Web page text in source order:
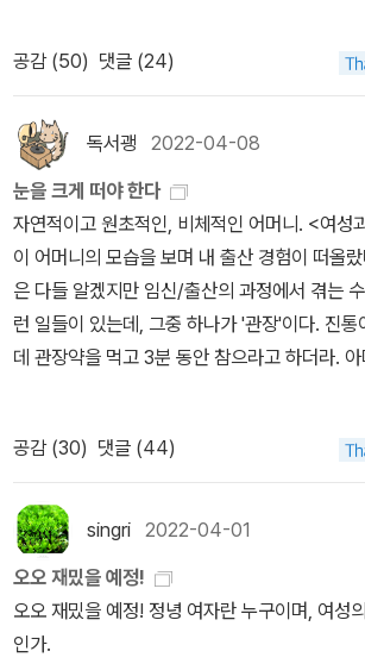
를 하지 않는다면 세상에서 사라질 것들은 무
이 아름다움의 신화에서 벗어났을 때 사라질 기
들은 처음부터 무엇을 기대했을까? 단언하건
의 신화에서 벗어나 뚜벅뚜벅 자유로운 세상으
하지 않고 예쁘게 보이려고 노력하지 않고 다이
수슬 하지 않을 때, 그것을 싫어할 사람이 나는
탐욕스러워지자. 쾌락을 추구하자. 고통을 피
지고 먹고 마시자. 다른 여성의 선택을 받아들
스를 찾고, 우리가 원하지 않는 섹스와 맹렬히
대의를 선택하자. 규칙을 깨부수고 바꾸어 우리
확고해지면, 그러한 아름다움을 노래하고 꾸미
도 김밥집 사장님, 미용실 사장님, 복사실 사장
집 사장님 등등 그 모든 사장님들과 "안녕하세
려 가느라 정신 없던 친구였다. 그리고, 점심시
서 메뉴를 시켰는데 아주머니가 여학생들이라고
면 친구는 바로 아주머니를 불러 이야기 한다. "
이소. 내가 이거 먹고 힘 쓰겠어요? 좀 더 주세
머니는 뭐 이런 애가 다있어?란 표정이더니, 며
을 쌓아 놓았는지, 우리가 가면 알아서 듬뿍듬
다 더 많이 담아 주신다. 친구는 내 밥을 보곤
며 항의해서 내 밥도 점점 늘어나 매번 많은 양
파 죽을 것 같더니 어느새 위가 늘어났는지, 거
더니 정말 나도 살이 찌기 시작하여, 아마도 그
일 때 몸무게랑 비슷하게 찍었던 것같다. 스무
에 몰라보게 살이 쪄서 고등학교 때 친구들이 나
라보고 있었고, 남편은(같은 과 였었다.) 대학 졸
뚱한 아이인 줄 알았었다고 했다. 서로 살이 찌
이 적었던 과 였던지라 여학생들은 화장도 잘
냥 등하교를 하였는데, 친구는 자꾸 나더러 이쁘
는 것이 중대한 문제가 아닐까 싶다. 이 경우에
적처럼 위선이 잔혹성보다 더 큰 문제인 것처럼
인간 혐오와 정치적 무관심을 낳아 이번 미국
온상이 될 테니까.여하간 도덕성을 회복하려면
가 해결되어야 할 터인데, 코로나 후유증에 각종
는 세계 경제는 물론이고, 부동산부터 사과값,
에 이르기까지 난리인 한국 경제도 가까운 시
없어 보인다. 좌파의 약세와 우파의 득세를 단
나로만 보기는 어려운 이유다.[*] 나오미 울프
루어 선동가이고 기회주의자라는 비판도 받는
해럴드 블룸에게 성추행 피해를 당했다고 주장
반응이 시큰둥했다는 것도 그래서였는지 모를
비록 블룸이 울프[쓰고 보니 여기서 또다시 이
사코 부정했지만, 주위의 증언에 따르면 저 문학
자들과 부적절한 관계를 맺는 등 사생활 면에서
있었다는 증언도 나왔다는 점이다.[**] 그나저
'영국에서 부커상 다음으로 권위 있는 여성문학
은 살짝 낯간지럽다. '여성문학상'(Women's
다 역겨워.왜, 내가 남자를 홀려야 하나?왜, 내
가 따여야 하냐.'여자는 흠없이 예뻐야 하고 남자
이다'의 이 구절이 생각났다. 여자는 남자가 보
해서 애초에 보호가 필요한 이유가 남자의 폭력
는다. (p.190)그렇다.미백 크림이 필요한 이유는
적이 있었기 때문이다. 그러나 그 문제를 지적
이 문제라고는 한 번도 생각해보지 못했다. 지
고 생각하지 않으려고 한다. 광고를 보면서 '그
놈아' 라고 생각한다. 이걸 문제라고 생각하는
이 드럽다. 근데 뭐. 어쩌라고.
라는 게 말이 안 되고, 창피한 일이고, 어이가
통령이 되어, 대통령의 부인이 되어 예쁜 옷을
고, 자기가 예쁘게 나온 사진만을 고른다고 해
임을 고수한다고 해서, ‘역사의 심판대’ 앞에
는다. 하지만, 이렇게 다 망쳐 버리면 어쩌나 하
다. “국민을 고통에 빠뜨리는 기득권 이권 카르
아야 한다.” “노동, 교육, 연금 3대 개혁을 흔들
다”는 윤 대통령의 말을 들을 때 그러하다. 고
안하게. 책 읽는 삶이 가능할까, 이 정부하에서.
한 서울 시민은 덮쳐오는 걱정을 뒤로하기 위해
헤맨다. 고양이나 강아지나 팬더나 아니면 캥커
이브는 정신적이고 근본적이며 '하늘에서 태어
턴의 이브는 일반적으로 신의 시야에서 밀려나
도한 잠에 취해 침묵당하지만, 셜리의 이브는 '
이야기한다. 셜리의 이브는 비굴하고 파괴적인
렸지만, 죽은 시인의 첫 화신이다.p.372문화가
이라면 여성은 타락할 수밖에 없다. 다시 말해
기 때문에 이미 타락한 것이다. p.504히스클리
추방자의 방식으로 남성적이다. 그러나 동시에
의 측면에서(차남,서자, 악마 들이 여성들과 연
맞서 싸운다는 점에서, 고아는 여성이고 상속자
이며 괴물은 여성이고 천사는 남성이라는 점
성적'이다.p.531신화적인 일 (자기 자신의 적절
시도) = 소설쓰기(미미) p.731인생은 연기이
에서 공연된 장면이 외부로 드러난 것이다
적으로 남성적임에도 19세기 여성문학은 새로
작가되기의 병적인 불안(p.168), 여성성이라는
속박(p.170)을 자양분삼아 여성작가들은 자신
다. 자기 존재를 증명한다는 것이 모든 인간의
적 자본축적에서 시작한 여성 신체와 섹슈얼리
도 계속 이어져 오고 있다. N번방 사건, 손정우
썬 사태는 진화하고 있는 한국 성매매 산업의
알리게된 계기였다. 이러한 지능적 성범죄의 급
비해 사법부의 보수적이고 더딘 성범죄에 대한
재화의 동력으로 작용하기도 했다. 특히 '버닝썬
연류의혹으로 버닝썬 게이트로 명명되기도 했
저자 김주희는 금융화된 성매매 산업의 메커니
을 담보로 유지,발전되는 금융자본을 고발한다.
화, 여성의 가정주부화, 나아가 매춘화는 ‘자본
를 조직하는 원리다. 여성은 주부 또는 매춘부
되는 비자본주의적 외양이야말로 자본주의를
적인 조건이다 (Fortunati, 1997 [19951: 69)
원에 이를정도로 실제로 많은 현금을 벌어들이
스로 채무자가 되어 발을 빼기 힘든 상황으로 빠
관련자들, 이들에게 사업자금을 대출해주는 금
미끼로 여성들의 수익을 자신의 수익으로 편취
은 다층적으로 성매매 산업에 결박되는 것이다.
공감 (50) 댓글 (24)
독서괭 2022-04-08
눈을 크게 떠야 한다
자연적이고 원초적인, 비체적인 어머니. <여성
이 어머니의 모습을 보며 내 출산 경험이 떠올
은 다들 알겠지만 임신/출산의 과정에서 겪는
런 일들이 있는데, 그중 하나가 '관장'이다. 진
데 관장약을 먹고 3분 동안 참으라고 하더라.
됐는데 흐미 이거 뭐야, 3분이 대체 가능하긴 한
첫 관장의 경험.. (식사 중 보신 분들 죄송) 혹시
면 손들어 주세요. 존경할게요.. 출산 직후부터
위한 각고의 노력들로 말하자면, 경험자들은 모
두시간은 떠들 수 있을 것이다. 모유수유를 하다
사람인지 모르겠다'는 반농담 반진담 푸념을 하
아니라도 아이의 도시락을 몸이 달고 다니는
실 편할 때도 있다. 애들 똥 치우다 똥이 옷이나
공감 (30) 댓글 (44)
singri 2022-04-01
오오 재밌을 예정!
오오 재밌을 예정! 정녕 여자란 누구이며, 여성
인가.